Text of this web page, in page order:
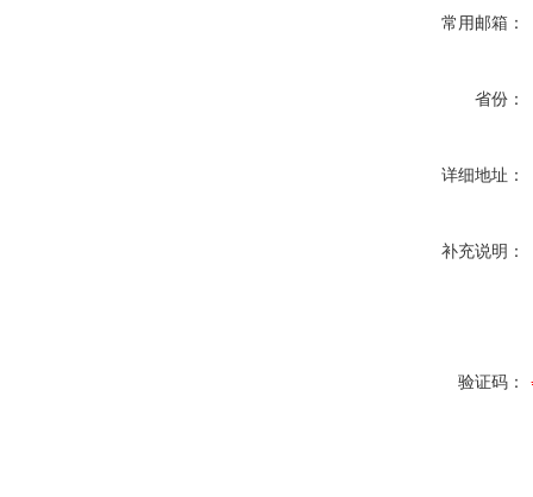
常用邮箱：
省份：
详细地址：
补充说明：
验证码：